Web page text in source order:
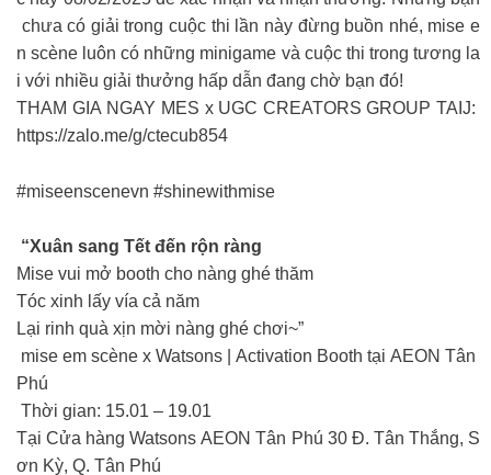
chưa có giải trong cuộc thi lần này đừng buồn nhé, mise e
n scène luôn có những minigame và cuộc thi trong tương la
i với nhiều giải thưởng hấp dẫn đang chờ bạn đó!
THAM GIA NGAY MES x UGC CREATORS GROUP TAIJ:
https://zalo.me/g/ctecub854
#miseenscenevn #shinewithmise
“Xuân sang Tết đến rộn ràng
Mise vui mở booth cho nàng ghé thăm
Tóc xinh lấy vía cả năm
Lại rinh quà xịn mời nàng ghé chơi~”
mise em scène x Watsons | Activation Booth tại AEON Tân
Phú
Thời gian: 15.01 – 19.01
Tại Cửa hàng Watsons AEON Tân Phú 30 Đ. Tân Thắng, S
ơn Kỳ, Q. Tân Phú